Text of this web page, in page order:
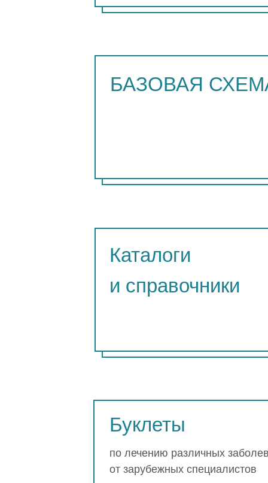
Каталоги
и справочники
по лечению различных
от зарубежных специалистов
Буклеты
БАЗОВАЯ